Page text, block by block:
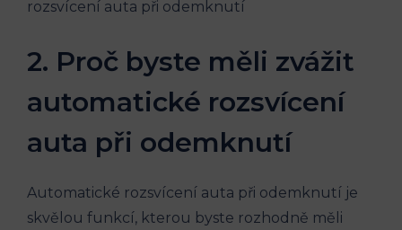
2. Proč byste měli zvážit
automatické rozsvícení
auta při odemknutí
Automatické rozsvícení auta při odemknutí je
skvělou funkcí, kterou byste rozhodně měli